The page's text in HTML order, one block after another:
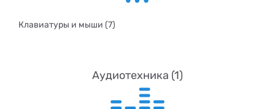
Клавиатуры и мыши (7)
Аудиотехника (1)